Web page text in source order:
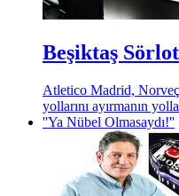
Beşiktaş
Atletico Madrid,
yollarını ayırmanın
''Ya Nübel Olmasaydı!''